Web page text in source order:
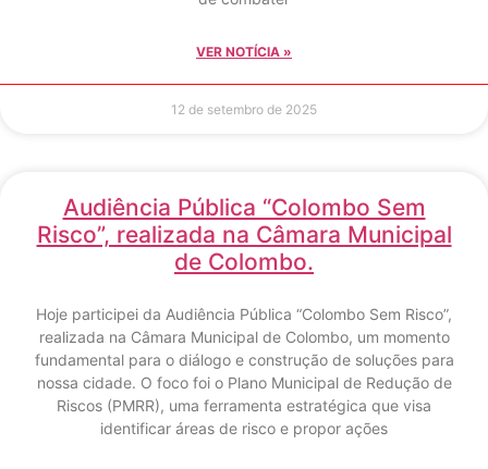
VER NOTÍCIA »
12 de setembro de 2025
Audiência Pública “Colombo Sem
Risco”, realizada na Câmara Municipal
de Colombo.
Hoje participei da Audiência Pública “Colombo Sem Risco”,
realizada na Câmara Municipal de Colombo, um momento
fundamental para o diálogo e construção de soluções para
nossa cidade. O foco foi o Plano Municipal de Redução de
Riscos (PMRR), uma ferramenta estratégica que visa
identificar áreas de risco e propor ações